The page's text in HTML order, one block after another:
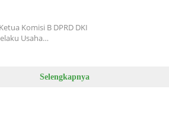
Komisi B DPRD DKI
Usaha…
Selengkapnya